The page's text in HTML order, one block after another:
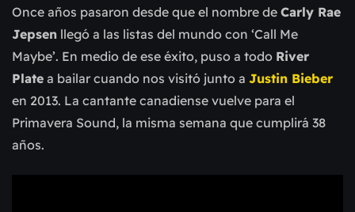
Once años pasaron desde que el nombre de Carly Rae
Jepsen llegó a las listas del mundo con ‘Call Me
Maybe’. En medio de ese éxito, puso a todo River
Plate a bailar cuando nos visitó junto a Justin Bieber
en 2013. La cantante canadiense vuelve para el
Primavera Sound, la misma semana que cumplirá 38
años.